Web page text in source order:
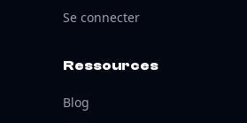
Se connecter
Ressources
Blog